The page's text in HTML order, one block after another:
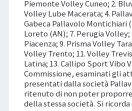
Piemonte Volley Cuneo; 2.
Volley Lube Macerata; 4.
Gabeca Pallavolo Montichiari
Loreto (AN); 7. Perugia Volley;
Piacenza; 9. Prisma Volley
Volley Trento; 11. Volley
Latina; 13. Callipo Sport Vibo
Commissione, esaminati gli
presentati dalla società
ritenuto di non poter
della stessa società. Si